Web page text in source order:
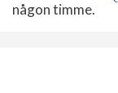
någon timme.